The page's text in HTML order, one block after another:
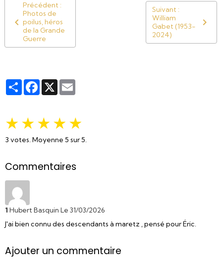
Précédent :
Photos de
poilus, héros
de la Grande
Guerre
Suivant :
William
Gabet (1953-
2024)
PartagerFacebook
X
★★★★★
3 votes. Moyenne 5 sur 5.
Commentaires
1 Hubert Basquin Le 31/03/2026
J'ai bien connu des descendants à maretz , pensé pour Éric.
Ajouter un commentaire